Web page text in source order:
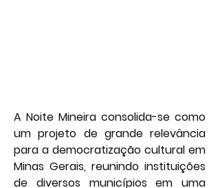
A Noite Mineira consolida-se como
um projeto de grande relevância
para a democratização cultural em
Minas Gerais, reunindo instituições
de diversos municípios em uma